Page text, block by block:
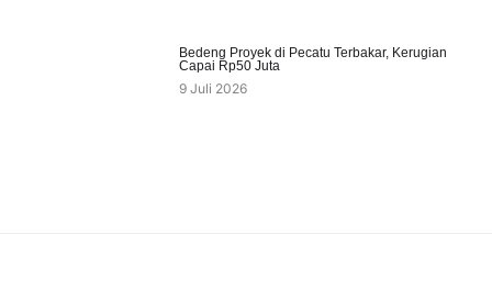
Bedeng Proyek di Pecatu Terbakar, Kerugian
Capai Rp50 Juta
9 Juli 2026